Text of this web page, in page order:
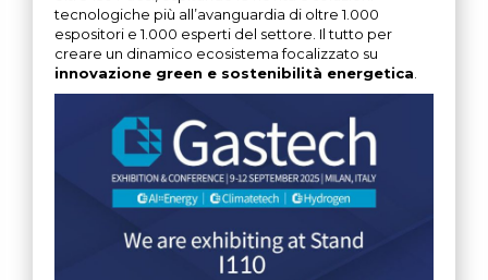
tecnologiche più all’avanguardia di oltre 1.000
espositori e 1.000 esperti del settore. Il tutto per
creare un dinamico ecosistema focalizzato su
innovazione green e sostenibilità energetica